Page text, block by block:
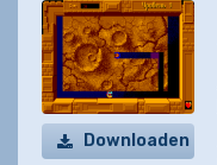
Downloaden